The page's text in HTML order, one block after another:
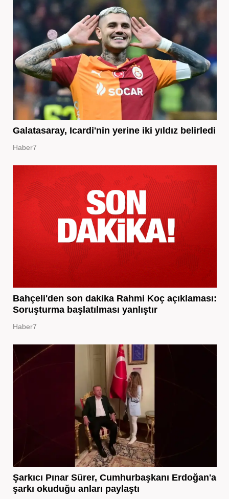
Galatasaray, Icardi'nin yerine iki yıldız belirledi
Haber7
Bahçeli'den son dakika Rahmi Koç açıklaması:
Soruşturma başlatılması yanlıştır
Haber7
Şarkıcı Pınar Sürer, Cumhurbaşkanı Erdoğan'a
şarkı okuduğu anları paylaştı